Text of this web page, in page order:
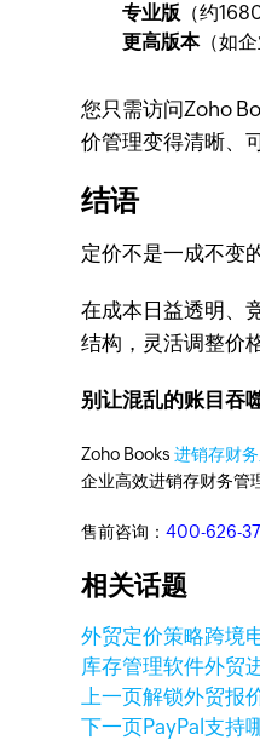
专业版 （约
更高版本（如
您只需访问Zoho
价管理变得清晰、
结语
定价不是一成不变
在成本日益透明、
结构，灵活调整价
别让混乱的账目吞
Zoho Books进销存财
企业高效进销存财务管
售前咨询：400-626-
相关话题
外贸定价策略跨境
库存管理软件外贸
上一页解锁外贸报
下一页PayPal支持